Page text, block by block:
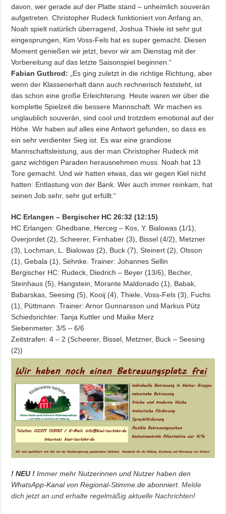
davon, wer gerade auf der Platte stand – unheimlich souverän
aufgetreten. Christopher Rudeck funktioniert von Anfang an,
Noah spielt natürlich überragend, Joshua Thiele ist sehr gut
eingesprungen, Kim Voss-Fels hat es super gemacht. Diesen
Moment genießen wir jetzt, bevor wir am Dienstag mit der
Vorbereitung auf das letzte Saisonspiel beginnen.“
Fabian Gutbrod: „Es ging zuletzt in die richtige Richtung, aber
wenn der Klassenerhalt dann auch rechnerisch feststeht, ist
das schon eine große Erleichterung. Heute waren wir über die
komplette Spielzeit die bessere Mannschaft. Wir machen es
unglaublich souverän, sind cool und trotzdem emotional auf der
Höhe. Wir haben auf alles eine Antwort gefunden, so dass es
ein sehr verdienter Sieg ist. Es war eine grandiose
Mannschaftsleistung, aus der man Christopher Rudeck mit
ganz wichtigen Paraden herausnehmen muss. Noah hat 13
Tore gemacht. Und wir hatten etwas, das wir gegen Kiel nicht
hatten: Entlastung von der Bank. Wer auch immer reinkam, hat
seinen Job sehr, sehr gut erfüllt.“
HC Erlangen – Bergischer HC 26:32 (12:15)
HC Erlangen: Ghedbane, Herceg – Kos, Y. Bialowas (1/1),
Overjordet (2), Scheerer, Firnhaber (3), Bissel (4/2), Metzner
(3), Lochman, L. Bialowas (2), Buck (7), Steinert (2), Olsson
(1), Gebala (1), Sehnke. Trainer: Johannes Sellin
Bergischer HC: Rudeck, Diedrich – Beyer (13/6), Becher,
Steinhaus (5), Hangstein, Morante Maldonado (1), Babak,
Babarskas, Seesing (5), Kooij (4), Thiele, Voss-Fels (3), Fuchs
(1), Püttmann. Trainer: Arnor Gunnarsson und Markus Pütz
Schiedsrichter: Tanja Kuttler und Maike Merz
Siebenmeter: 3/5 – 6/6
Zeitstrafen: 4 – 2 (Scheerer, Bissel, Metzner, Buck – Seesing
(2))
! NEU ! Immer mehr Nutzerinnen und Nutzer haben den
WhatsApp-Kanal von Regional-Stimme.de abonniert.Melde
dich jetzt an und erhalte regelmäßig aktuelle Nachrichten!